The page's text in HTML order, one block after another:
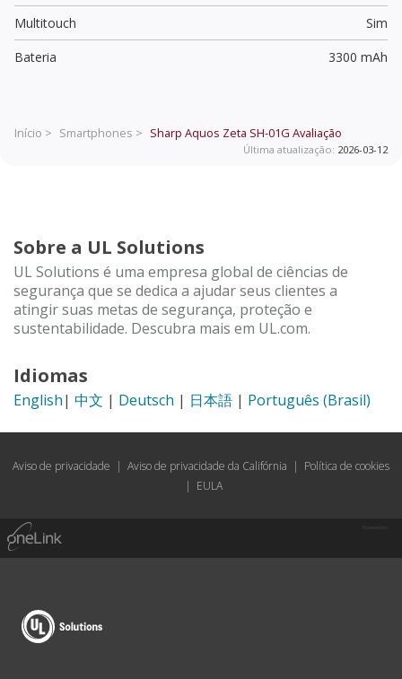
Multitouch
Sim
Bateria
3300 mAh
Início > Smartphones > Sharp Aquos Zeta SH-01G Avaliação
Última atualização: 2026-03-12
Sobre a UL Solutions
UL Solutions é uma empresa global de ciências de
segurança que se dedica a ajudar seus clientes a
atingir suas metas de segurança, proteção e
sustentabilidade. Descubra mais em UL.com.
Idiomas
English| 中文 | Deutsch | 日本語 | Português (Brasil)
Aviso de privacidade | Aviso de privacidade da Califórnia | Política de cookies
| EULA